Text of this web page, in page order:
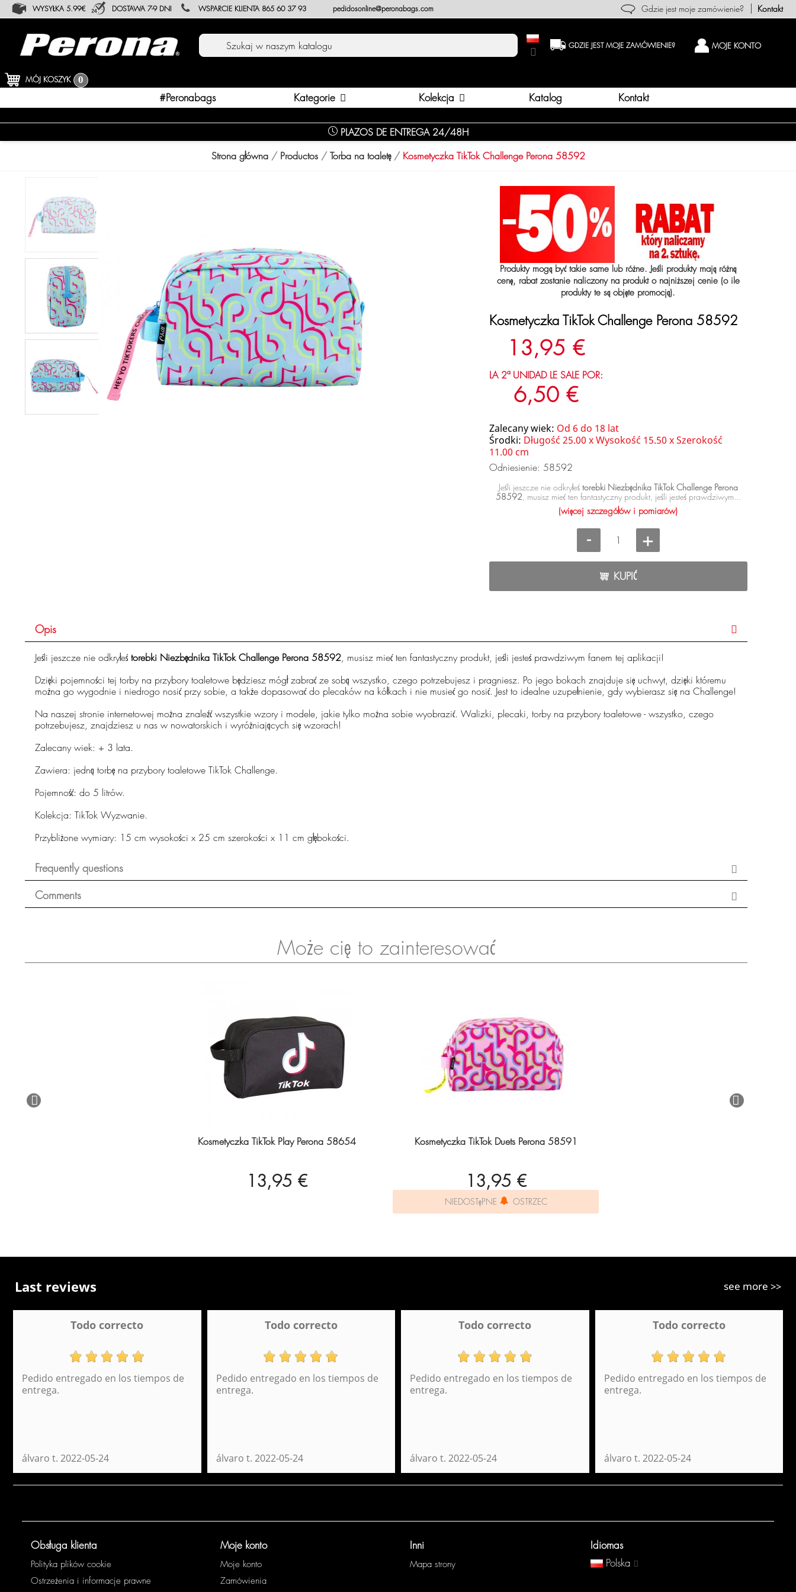
WYSYŁKA 5.99€ DOSTAWA 7-9 DNI WSPARCIE KLIENTA 865 60 37 93 pedidosonline@peronabags.com Gdzie jest moje zamówienie? Kontakt
GDZIE JEST MOJE ZAMÓWIENIE? MOJE KONTO
MÓJ KOSZYK 0
#peronabags Kategorie Kolekcja Katalog Kontakt
PLAZOS DE ENTREGA 24/48H
Strona główna
Productos Torba na toaletę Kosmetyczka TikTok Challenge Perona 58592
Produkty mogą być takie same lub różne. Jeśli produkty mają różną
cenę, rabat zostanie naliczony na produkt o najniższej cenie (o ile
produkty te są objęte promocją).
Kosmetyczka TikTok Challenge Perona 58592
13,95 €
LA 2ª UNIDAD LE SALE POR:
6,50 €
Zalecany wiek: Od 6 do 18 lat
Środki: Długość 25.00 x Wysokość 15.50 x Szerokość
11.00 cm
Odniesienie: 58592
Jeśli jeszcze nie odkryłeś torebki Niezbędnika TikTok Challenge Perona
58592 , musisz mieć ten fantastyczny produkt, jeśli jesteś prawdziwym...
(więcej szczegółów i pomiarów)
- +
KUPIĆ
Opis
Jeśli jeszcze nie odkryłeś torebki Niezbędnika TikTok Challenge Perona 58592, musisz mieć ten fantastyczny produkt, jeśli jesteś prawdziwym fanem tej aplikacji!
Dzięki pojemności tej torby na przybory toaletowe będziesz mógł zabrać ze sobą wszystko, czego potrzebujesz i pragniesz. Po jego bokach znajduje się uchwyt, dzięki któremu
można go wygodnie i niedrogo nosić przy sobie, a także dopasować do plecaków na kółkach i nie musieć go nosić. Jest to idealne uzupełnienie, gdy wybierasz się na Challenge!
Na naszej stronie internetowej można znaleźć wszystkie wzory i modele, jakie tylko można sobie wyobrazić. Walizki, plecaki, torby na przybory toaletowe - wszystko, czego
potrzebujesz, znajdziesz u nas w nowatorskich i wyróżniających się wzorach!
Zalecany wiek: + 3 lata.
Zawiera: jedną torbę na przybory toaletowe TikTok Challenge.
Pojemność: do 5 litrów.
Kolekcja: TikTok Wyzwanie.
Przybliżone wymiary: 15 cm wysokości x 25 cm szerokości x 11 cm głębokości.
Frequently questions
Comments
Może cię to zainteresować
Kosmetyczka TikTok Play Perona 58654
13,95 €
Kosmetyczka TikTok Duets Perona 58591
13,95 €
NIEDOSTęPNE OSTRZEC
Last reviews see more >>
Todo correcto
Pedido entregado en los tiempos de
entrega.
álvaro t. 2022-05-24
Todo correcto
Pedido entregado en los tiempos de
entrega.
álvaro t. 2022-05-24
Todo correcto
Pedido entregado en los tiempos de
entrega.
álvaro t. 2022-05-24
Todo correcto
Pedido entregado en los tiempos de
entrega.
álvaro t. 2022-05-24
Obsługa klienta
Polityka plików cookie
Ostrzeżenia i informacje prawne
Moje konto
Moje konto
Zamówienia
Inni
Mapa strony
Idiomas
Polska